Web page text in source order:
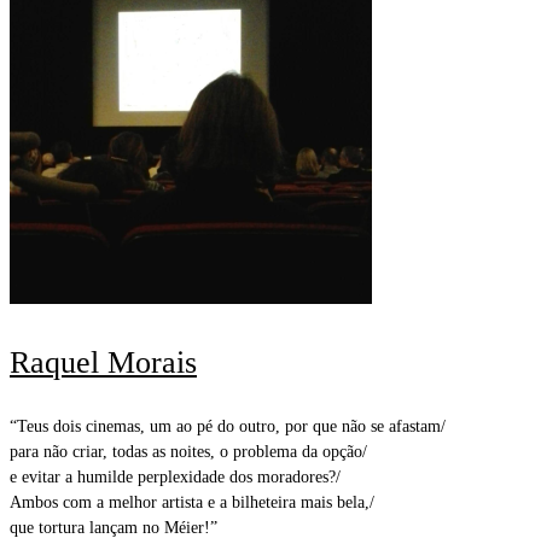
Raquel Morais
“Teus dois cinemas, um ao pé do outro, por que não se afastam/
para não criar, todas as noites, o problema da opção/
e evitar a humilde perplexidade dos moradores?/
Ambos com a melhor artista e a bilheteira mais bela,/
que tortura lançam no Méier!”